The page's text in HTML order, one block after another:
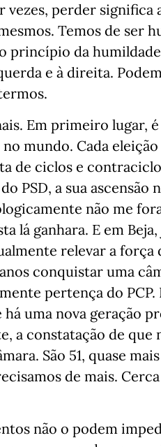
perder significa
Temos de ser
princípio da
e à direita.
Em primeiro lugar,
mundo. Cada
de ciclos e
PSD, a sua ascensão
não me
lá ganhara. E em
relevar a
conquistar uma
pertença do
há uma nova geração
a constatação de que
São 51, quase
de mais.
não o podem